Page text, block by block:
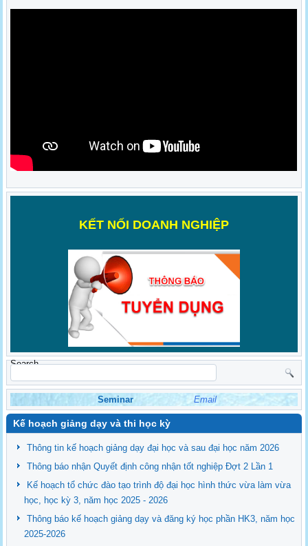
KẾT NỐI DOANH NGHIỆP
Search
Seminar Email
Kế hoạch giảng dạy và thi học kỳ
Thông tin kế hoạch giảng dạy đại học và sau đại học năm 2026
Thông báo nhận Quyết định công nhận tốt nghiệp Đợt 2 Lần 1
Kế hoạch tổ chức đào tạo trình độ đại học hình thức vừa làm vừa
học, học kỳ 3, năm học 2025 - 2026
Thông báo kế hoạch giảng dạy và đăng ký học phần HK3, năm học
2025-2026